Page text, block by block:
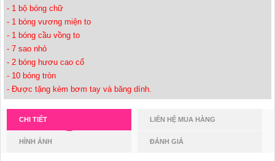
- 1 bộ bóng chữ
- 1 bóng vương miện to
- 1 bóng cầu vồng to
- 7 sao nhỏ
- 2 bóng hươu cao cổ
- 10 bóng tròn
- Được tặng kèm bơm tay và băng dính.
CHI TIẾT LIÊN HỆ MUA HÀNG
HÌNH ẢNH ĐÁNH GIÁ